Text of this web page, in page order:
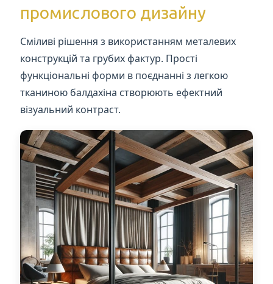
промислового дизайну
Сміливі рішення з використанням металевих
конструкцій та грубих фактур. Прості
функціональні форми в поєднанні з легкою
тканиною балдахіна створюють ефектний
візуальний контраст.